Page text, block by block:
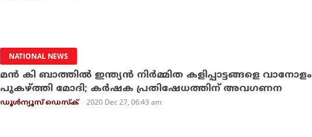
NATIONAL NEWS
മന്‍ കി ബാത്തില്‍ ഇന്ത്യന്‍ നിര്‍മ്മിത കളിപ്പാട്ടങ്ങളെ വാനോളം
പുകഴ്ത്തി മോദി; കര്‍ഷക പ്രതിഷേധത്തിന് അവഗണന
ഡൂള്‍ന്യൂസ് ഡെസ്‌ക് 2020 Dec 27, 06:43 am